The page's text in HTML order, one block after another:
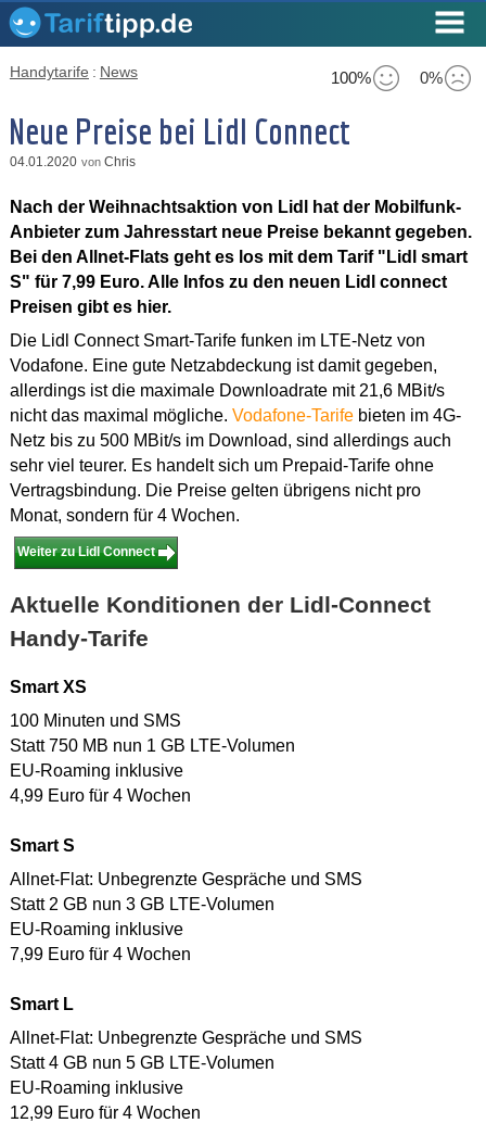
100% 0%
Handytarife : News
Neue Preise bei Lidl Connect
04.01.2020 von Chris
Nach der Weihnachtsaktion von Lidl hat der Mobilfunk-
Anbieter zum Jahresstart neue Preise bekannt gegeben.
Bei den Allnet-Flats geht es los mit dem Tarif "Lidl smart
S" für 7,99 Euro. Alle Infos zu den neuen Lidl connect
Preisen gibt es hier.
Die Lidl Connect Smart-Tarife funken im LTE-Netz von
Vodafone. Eine gute Netzabdeckung ist damit gegeben,
allerdings ist die maximale Downloadrate mit 21,6 MBit/s
nicht das maximal mögliche. Vodafone-Tarifebieten im 4G-
Netz bis zu 500 MBit/s im Download, sind allerdings auch
sehr viel teurer. Es handelt sich um Prepaid-Tarife ohne
Vertragsbindung. Die Preise gelten übrigens nicht pro
Monat, sondern für 4 Wochen.
Weiter zu Lidl Connect
Aktuelle Konditionen der Lidl-Connect
Handy-Tarife
Smart XS
100 Minuten und SMS
Statt 750 MB nun 1 GB LTE-Volumen
EU-Roaming inklusive
4,99 Euro für 4 Wochen
Smart S
Allnet-Flat: Unbegrenzte Gespräche und SMS
Statt 2 GB nun 3 GB LTE-Volumen
EU-Roaming inklusive
7,99 Euro für 4 Wochen
Smart L
Allnet-Flat: Unbegrenzte Gespräche und SMS
Statt 4 GB nun 5 GB LTE-Volumen
EU-Roaming inklusive
12,99 Euro für 4 Wochen